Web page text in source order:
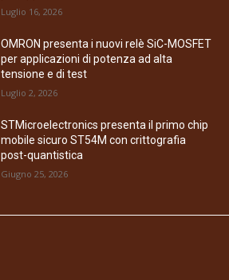
Luglio 16, 2026
OMRON presenta i nuovi relè SiC-MOSFET
per applicazioni di potenza ad alta
tensione e di test
Luglio 2, 2026
STMicroelectronics presenta il primo chip
mobile sicuro ST54M con crittografia
post-quantistica
Giugno 25, 2026